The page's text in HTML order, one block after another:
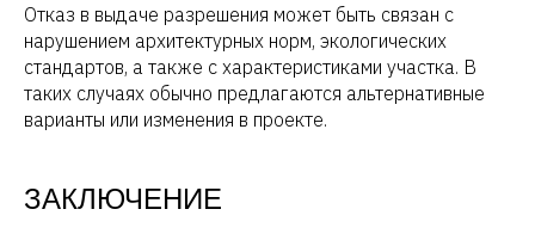
Отказ в выдаче разрешения может быть связан с
нарушением архитектурных норм, экологических
стандартов, а также с характеристиками участка. В
таких случаях обычно предлагаются альтернативные
варианты или изменения в проекте.
ЗАКЛЮЧЕНИЕ